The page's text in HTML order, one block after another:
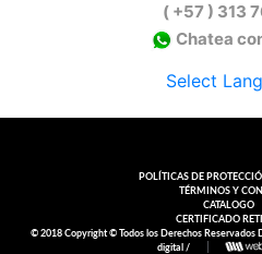
( +57 ) 313
Chatea
Select
POLÍTICAS DE
TÉRMINOS Y
CATALOGO
CERTIFICADO
© 2018 Copyright © Todos los Derechos Reservados
digital /